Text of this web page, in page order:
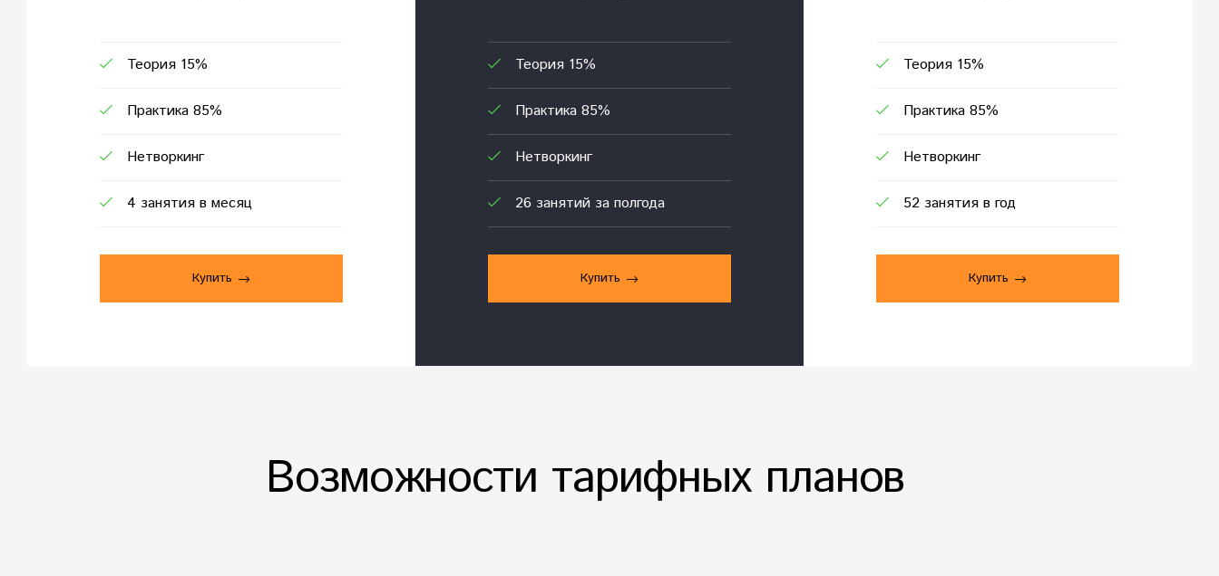
Теория 15%
Практика 85%
Нетворкинг
4 занятия в месяц
Купить
Теория 15%
Практика 85%
Нетворкинг
26 занятий за полгода
Купить
Теория 15%
Практика 85%
Нетворкинг
52 занятия в год
Купить
Возможности тарифных планов